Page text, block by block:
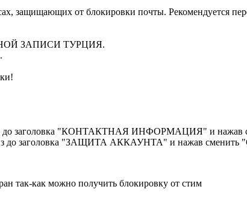
защищающих от блокировки почты. Рекомендуется
ЗАПИСИ ТУРЦИЯ.
до заголовка "КОНТАКТНАЯ ИНФОРМАЦИЯ" и нажав
до заголовка "ЗАЩИТА АККАУНТА" и нажав сменить
так-как можно получить блокировку от стим